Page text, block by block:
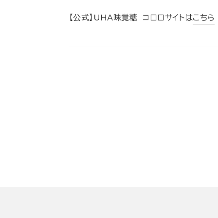
【公式】UHA味覚糖 コロロサイトはこちら